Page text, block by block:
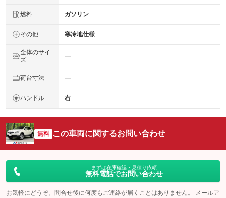
燃料 ガソリン
その他 寒冷地仕様
全体のサイ
ズ
―
荷台寸法 ―
ハンドル 右
無料 この車両に関するお問い合わせ
まずは在庫確認・見積り依頼
無料電話でお問い合わせ
お気軽にどうぞ。問合せ後に何度もご連絡が届くことはありません。 メールア